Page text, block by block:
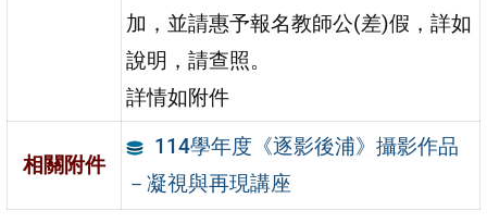
加，並請惠予報名教師公(差)假，詳如
說明，請查照。
詳情如附件
相關附件
114學年度《逐影後浦》攝影作品
－凝視與再現講座